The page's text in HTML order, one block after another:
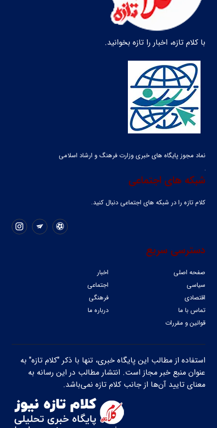
با کلام تازه، اخبار را تازه بخوانید.
نماد مجوز پایگاه های خبری وزارت فرهنگ و ارشاد اسلامی
شبکه های اجتماعی
کلام تازه را در شبکه ‌های اجتماعی دنبال کنید.
دسترسی سریع
صفحه اصلی
اخبار
سیاسی
اجتماعی
اقتصادی
فرهنگی
تماس با ما
درباره ما
قوانین و مقررات
استفاده از مطالب این پایگاه خبری، تنها با ذکر "کلام تازه" به
عنوان منبع خبر مجاز است. انتشار مطالب در این رسانه به
معنای تایید آن‌ها از جانب کلام تازه نمی‌باشد.